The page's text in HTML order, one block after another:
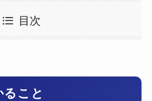
目次
ること